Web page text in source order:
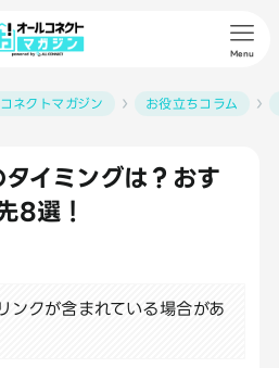
Menu
ネクトマガジン お役立ちコラム
イミングは？おす
8選！
ンクが含まれている場合があ